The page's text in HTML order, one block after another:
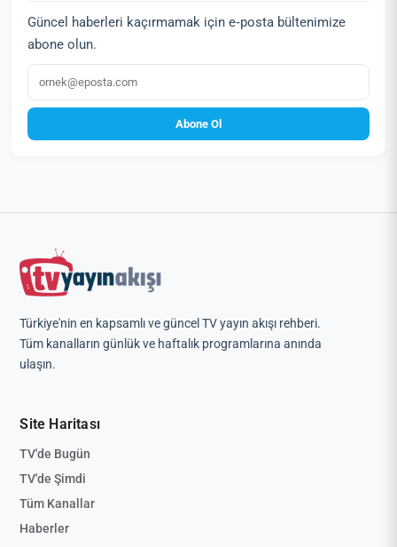
Güncel haberleri kaçırmamak için e‑posta bültenimize
abone olun.
E‑posta
Abone Ol
Türkiye'nin en kapsamlı ve güncel TV yayın akışı rehberi.
Tüm kanalların günlük ve haftalık programlarına anında
ulaşın.
Site Haritası
TV'de Bugün
TV'de Şimdi
Tüm Kanallar
Haberler